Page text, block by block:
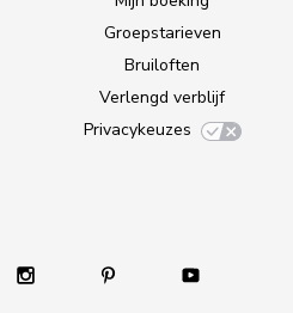
Groepstarieven
Bruiloften
Verlengd verblijf
Privacykeuzes